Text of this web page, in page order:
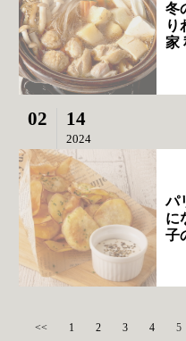
冬
り
家
02 14
2024
パ
に
子
<< 1 2 3 4 5